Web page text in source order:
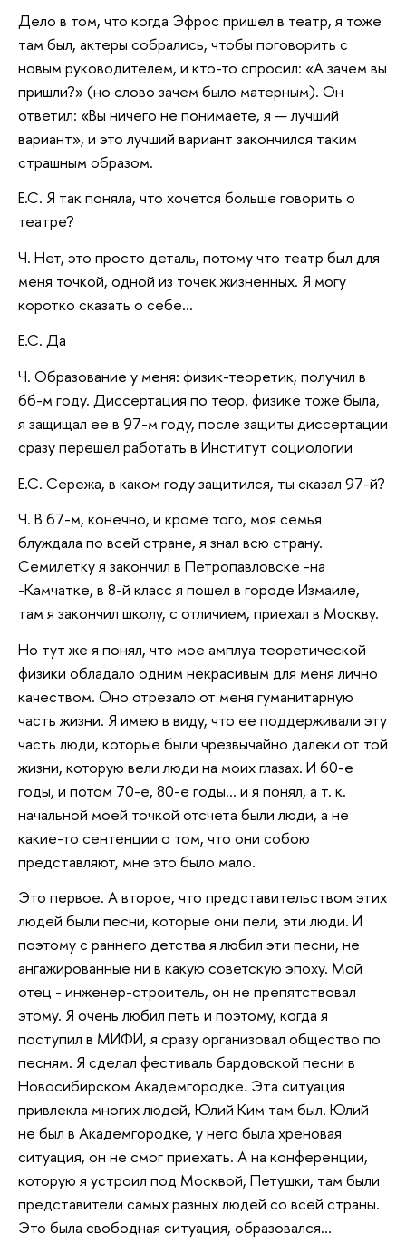
Дело в том, что когда Эфрос пришел в театр, я тоже
там был, актеры собрались, чтобы поговорить с
новым руководителем, и кто-то спросил: «А зачем вы
пришли?» (но слово зачем было матерным). Он
ответил: «Вы ничего не понимаете, я — лучший
вариант», и это лучший вариант закончился таким
страшным образом.
Е.С. Я так поняла, что хочется больше говорить о
театре?
Ч. Нет, это просто деталь, потому что театр был для
меня точкой, одной из точек жизненных. Я могу
коротко сказать о себе...
Е.С. Да
Ч. Образование у меня: физик-теоретик, получил в
66-м году. Диссертация по теор. физике тоже была,
я защищал ее в 97-м году, после защиты диссертации
сразу перешел работать в Институт социологии
Е.С. Сережа, в каком году защитился, ты сказал 97-й?
Ч. В 67-м, конечно, и кроме того, моя семья
блуждала по всей стране, я знал всю страну.
Семилетку я закончил в Петропавловске -на
-Камчатке, в 8-й класс я пошел в городе Измаиле,
там я закончил школу, с отличием, приехал в Москву.
Но тут же я понял, что мое амплуа теоретической
физики обладало одним некрасивым для меня лично
качеством. Оно отрезало от меня гуманитарную
часть жизни. Я имею в виду, что ее поддерживали эту
часть люди, которые были чрезвычайно далеки от той
жизни, которую вели люди на моих глазах. И 60-е
годы, и потом 70-е, 80-е годы… и я понял, а т. к.
начальной моей точкой отсчета были люди, а не
какие-то сентенции о том, что они собою
представляют, мне это было мало.
Это первое. А второе, что представительством этих
людей были песни, которые они пели, эти люди. И
поэтому с раннего детства я любил эти песни, не
ангажированные ни в какую советскую эпоху. Мой
отец - инженер-строитель, он не препятствовал
этому. Я очень любил петь и поэтому, когда я
поступил в МИФИ, я сразу организовал общество по
песням. Я сделал фестиваль бардовской песни в
Новосибирском Академгородке. Эта ситуация
привлекла многих людей, Юлий Ким там был. Юлий
не был в Академгородке, у него была хреновая
ситуация, он не смог приехать. А на конференции,
которую я устроил под Москвой, Петушки, там были
представители самых разных людей со всей страны.
Это была свободная ситуация, образовался…